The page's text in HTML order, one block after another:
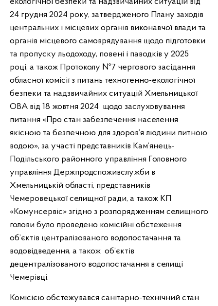
24 грудня 2024 року, затвердженого Плану заходів
центральних і місцевих органів виконавчої влади та
органів місцевого самоврядування щодо підготовки
та пропуску льодоходу, повені і паводків у 2025
році, а також Протоколу №7 чергового засідання
обласної комісії з питань техногенно-екологічної
безпеки та надзвичайних ситуацій Хмельницької
ОВА від 18 жовтня 2024 щодо заслуховування
питання «Про стан забезпечення населення
якісною та безпечною для здоров’я людини питною
водою», за участі представників Кам’янець-
Подільського районного управління Головного
управління Держпродспоживслужби в
Хмельницькій області, представників
Чемеровецької селищної ради, а також КП
«Комунсервіс» згідно з розпорядженням селищного
голови було проведено комісійні обстеження
об’єктів централізованого водопостачання та
водовідведення, а також об’єктів
децентралізованого водопостачання в селищі
Чемерівці.
Комісією обстежувався санітарно-технічний стан